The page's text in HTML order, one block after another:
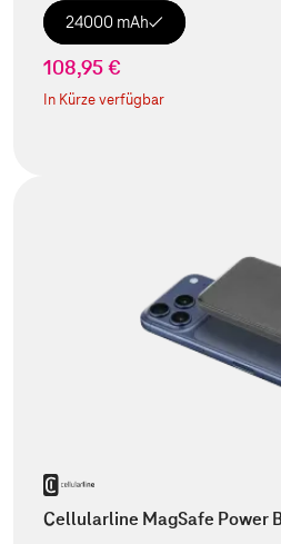
24000 mAh
108,95 €
In Kürze verfügbar
Cellularline MagSafe Power